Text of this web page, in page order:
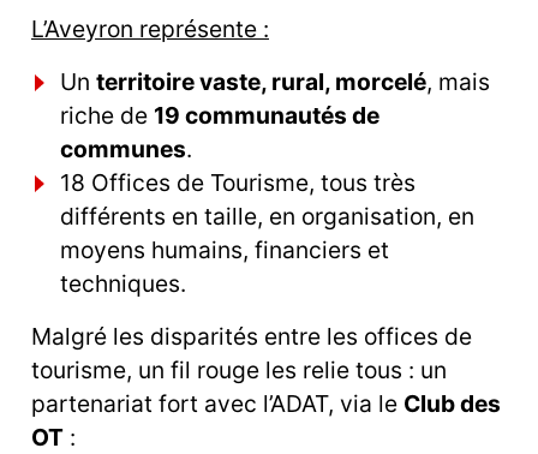
L’Aveyron représente :
Un territoire vaste, rural, morcelé, mais
riche de 19 communautés de
communes.
18 Offices de Tourisme, tous très
différents en taille, en organisation, en
moyens humains, financiers et
techniques.
Malgré les disparités entre les offices de
tourisme, un fil rouge les relie tous : un
partenariat fort avec l’ADAT, via le Club des
OT :